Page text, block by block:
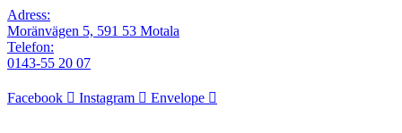
Adress:
Moränvägen 5, 591 53 Motala
Telefon:
0143-55 20 07
Facebook Instagram Envelope